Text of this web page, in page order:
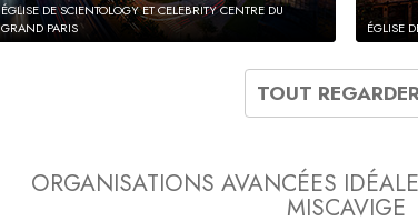
ÉGLISE DE SCIENTOLOGY ET CELEBRITY CENTRE DU
GRAND PARIS
ÉGLISE
TOUT
ORGANISATIONS AVANCÉES
MISCAVIGE